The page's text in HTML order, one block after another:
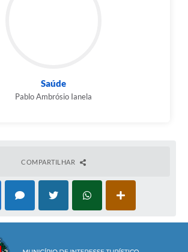
Saúde
Pablo Ambrósio Ianela
COMPARTILHAR